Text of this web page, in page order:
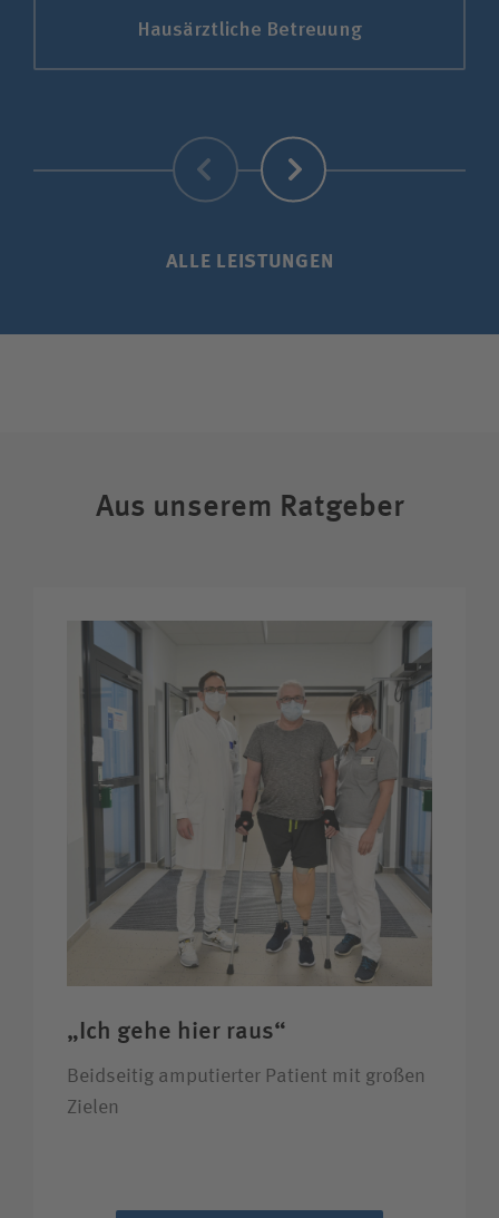
Hausärztliche Betreuung
Zurück Weiter
ALLE LEISTUNGEN
Aus unserem Ratgeber
„Ich gehe hier raus“
Beidseitig amputierter Patient mit großen
Zielen